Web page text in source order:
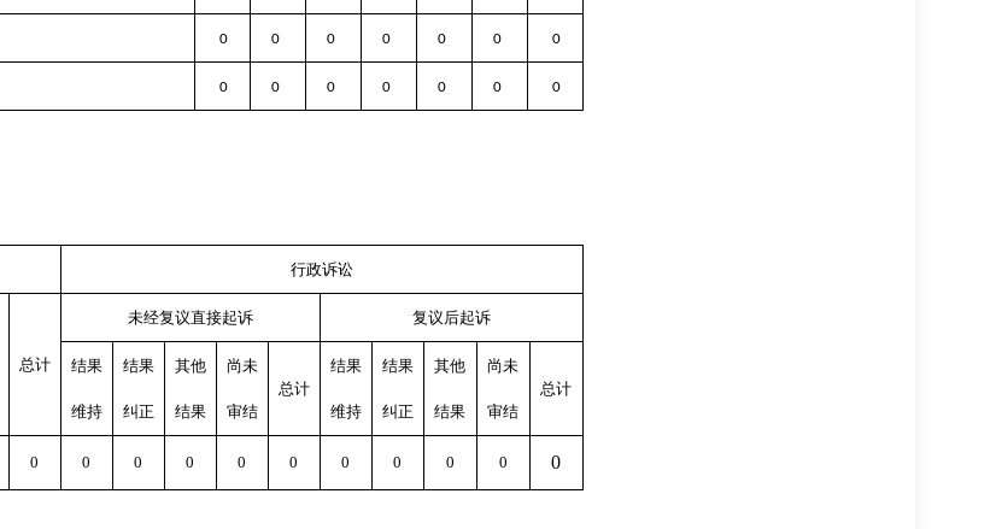
0 0 0 0 0 0 0
0 0 0 0 0 0 0
行政诉讼
总计
未经复议直接起诉 复议后起诉
结果
维持
结果
纠正
其他
结果
尚未
审结
总计
结果
维持
结果
纠正
其他
结果
尚未
审结
总计
0 0 0 0 0 0 0 0 0 0 0